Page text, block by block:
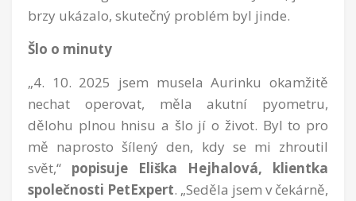
brzy ukázalo, skutečný problém byl jinde.
Šlo o minuty
„4. 10. 2025 jsem musela Aurinku okamžitě
nechat operovat, měla akutní pyometru,
dělohu plnou hnisu a šlo jí o život. Byl to pro
mě naprosto šílený den, kdy se mi zhroutil
svět,“
popisuje Eliška Hejhalová, klientka
společnosti PetExpert. „Seděla jsem v čekárně,